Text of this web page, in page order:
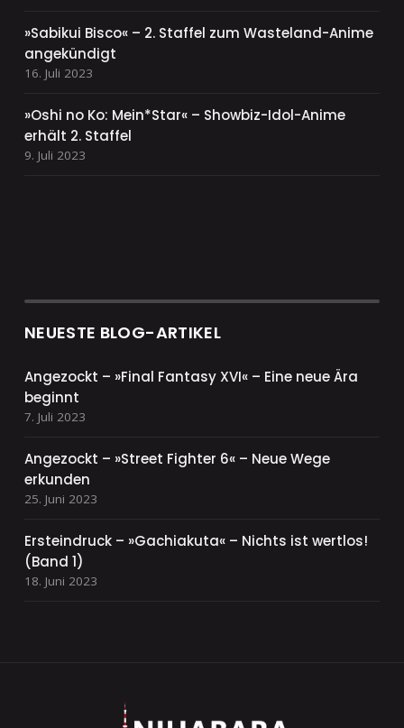
»Sabikui Bisco« – 2. Staffel zum Wasteland-Anime
angekündigt
16. Juli 2023
»Oshi no Ko: Mein*Star« – Showbiz-Idol-Anime
erhält 2. Staffel
9. Juli 2023
NEUESTE BLOG-ARTIKEL
Angezockt – »Final Fantasy XVI« – Eine neue Ära
beginnt
7. Juli 2023
Angezockt – »Street Fighter 6« – Neue Wege
erkunden
25. Juni 2023
Ersteindruck – »Gachiakuta« – Nichts ist wertlos!
(Band 1)
18. Juni 2023